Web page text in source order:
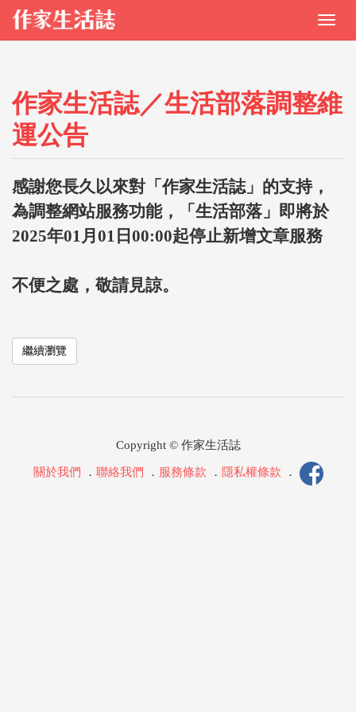
作家生活誌／生活部落調整維
運公告
感謝您長久以來對「作家生活誌」的支持，
為調整網站服務功能，「生活部落」即將於
2025年01月01日00:00起停止新增文章服務
不便之處，敬請見諒。
繼續瀏覽
Copyright © 作家生活誌
關於我們 ． 聯絡我們 ． 服務條款 ． 隱私權條款 ．